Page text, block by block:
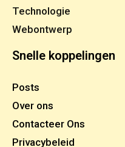
Technologie
Webontwerp
Snelle koppelingen
Posts
Over ons
Contacteer Ons
Privacybeleid